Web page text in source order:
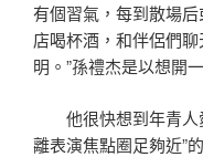
有個習氣，每到散場
店喝杯酒，和伴侶們
明。”孫禮杰是以想開
他很快想到年青人
離表演焦點圈足夠近”